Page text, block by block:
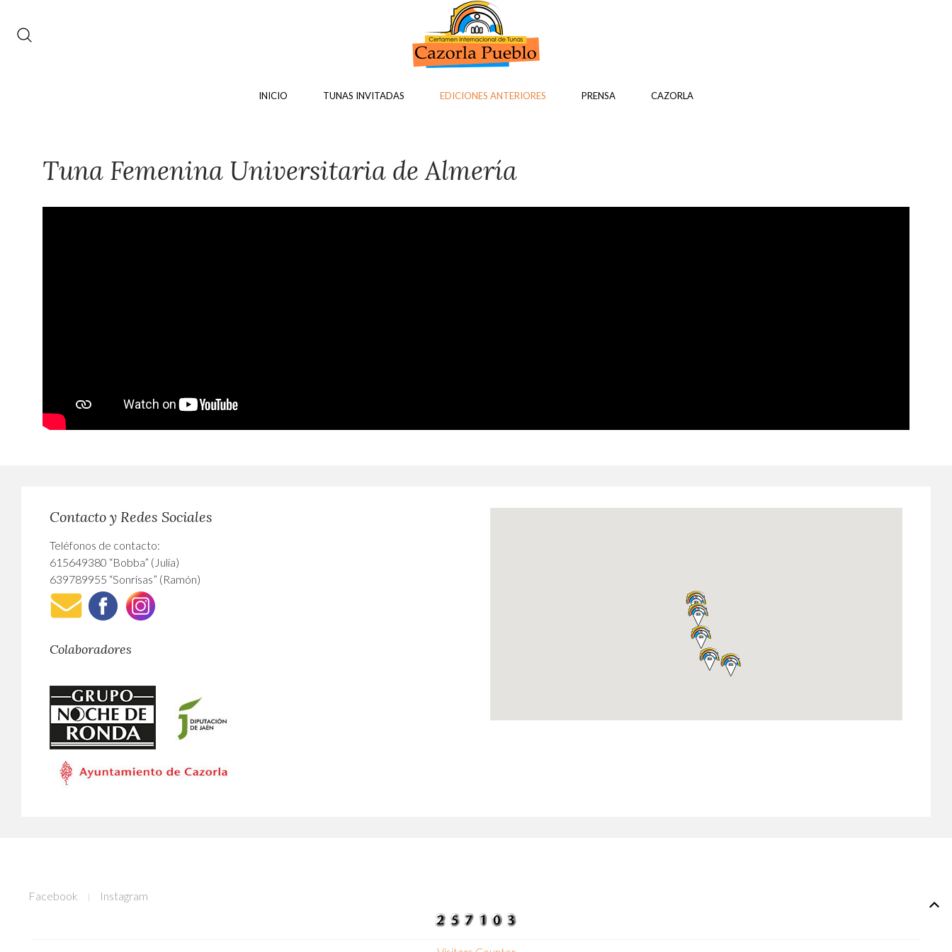
INICIO TUNAS INVITADAS EDICIONES ANTERIORES PRENSA CAZORLA
Tuna Femenina Universitaria de Almería
Contacto y Redes Sociales
Teléfonos de contacto:
615649380 “Bobba” (Julia)
639789955 “Sonrisas” (Ramón)
Colaboradores
Facebook Instagram